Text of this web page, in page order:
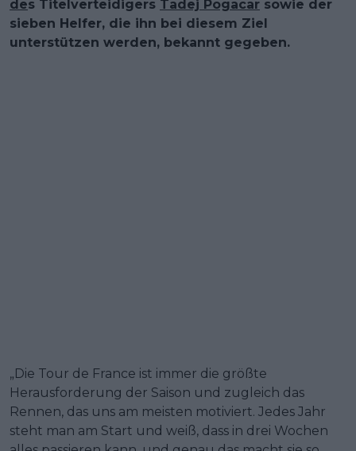
des Titelverteidigers Tadej Pogacar sowie der
sieben Helfer, die ihn bei diesem Ziel
unterstützen werden, bekannt gegeben.
„Die Tour de France ist immer die größte
Herausforderung der Saison und zugleich das
Rennen, das uns am meisten motiviert. Jedes Jahr
steht man am Start und weiß, dass in drei Wochen